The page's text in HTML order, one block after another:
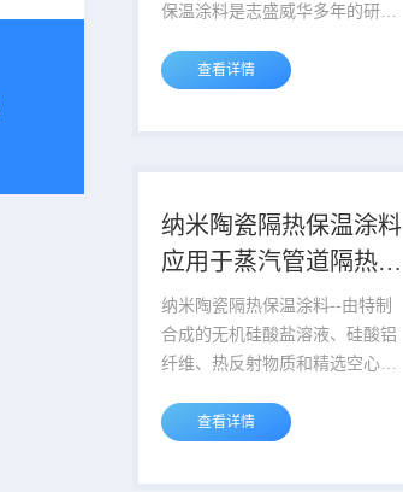
保温涂料是志盛威华多年的研究
且历经十几年的研发应用，涂料
隔热保温涂料是太空节能隔热保
型和ZS常温型，ZS-1耐高温隔热
为（-60℃～600℃，湿态比重是
1200Kg/m3）、（-60℃～
1000℃，湿态比重是1000...
查看详情
纳米陶瓷隔热保温涂料
应用于蒸汽管道隔热
北京志盛 直销
纳米陶瓷隔热保温涂料--由特制
合成的无机硅酸盐溶液、硅酸铝
纤维、热反射物质和精选空心玻
单组份，无毒无害。涂层的导热
热保温效果明显，在一定厚度条
查看详情